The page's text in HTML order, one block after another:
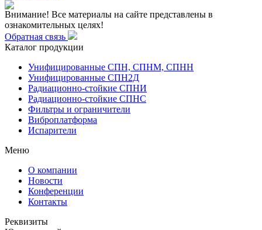
Внимание! Все материалы на сайте представлены в
ознакомительных целях!
Обратная связь
Каталог продукции
Унифицированные СПН, СПНМ, СПНН
Унифицированные СПН2Д
Радиационно-стойкие СПНИ
Радиационно-стойкие СПНС
Фильтры и ограничители
Виброплатформа
Испарители
Меню
О компании
Новости
Конференции
Контакты
Реквизиты